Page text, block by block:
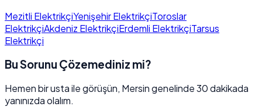
Mezitli ElektrikçiYenişehir ElektrikçiToroslar
ElektrikçiAkdeniz ElektrikçiErdemli ElektrikçiTarsus
Elektrikçi
Bu Sorunu Çözemediniz mi?
Hemen bir usta ile görüşün, Mersin genelinde 30 dakikada
yanınızda olalım.